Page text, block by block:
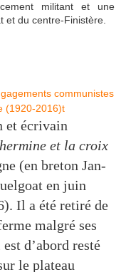
militant et une
et du centre-Finistère.
communistes
(1920-2016)t
et écrivain
et la croix
(en breton Jan-
en juin
Il a été retiré de
malgré ses
d’abord resté
le plateau